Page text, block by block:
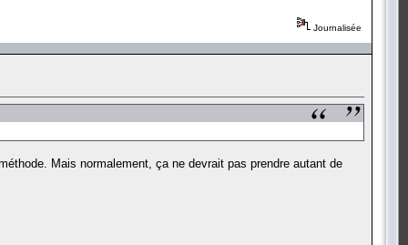
Journalisée
Mais normalement, ça ne devrait pas prendre autant de